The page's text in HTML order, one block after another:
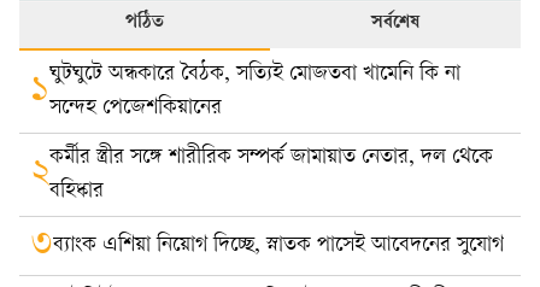
পঠিত সর্বশেষ
১ঘুটঘুটে অন্ধকারে বৈঠক, সত্যিই মোজতবা খামেনি কি না
সন্দেহ পেজেশকিয়ানের
২কর্মীর স্ত্রীর সঙ্গে শারীরিক সম্পর্ক জামায়াত নেতার, দল থেকে
বহিষ্কার
৩ব্যাংক এশিয়া নিয়োগ দিচ্ছে, স্নাতক পাসেই আবেদনের সুযোগ